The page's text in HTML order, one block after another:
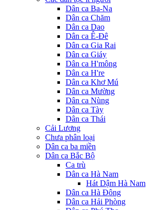
Dân ca Ba-Na
Dân ca Chăm
Dân ca Dao
Dân ca Ê-Đê
Dân ca Gia Rai
Dân ca Giáy
Dân ca H'mông
Dân ca H're
Dân ca Khơ Mú
Dân ca Mường
Dân ca Nùng
Dân ca Tày
Dân ca Thái
Cải Lương
Chưa phân loại
Dân ca ba miền
Dân ca Bắc Bộ
Ca trù
Dân ca Hà Nam
Hát Dậm Hà Nam
Dân ca Hà Đông
Dân ca Hải Phòng